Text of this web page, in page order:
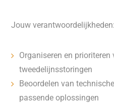
Jouw verantwoordelijkheden:
Organiseren en prioriteren
tweedelijnsstoringen
Beoordelen van
passende oplossingen